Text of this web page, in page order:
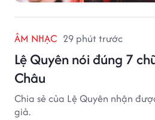
ÂM NHẠC 29 phút trước
Lệ Quyên nói đúng 7
Châu
Chia sẻ của Lệ Quyên nhận
giả.